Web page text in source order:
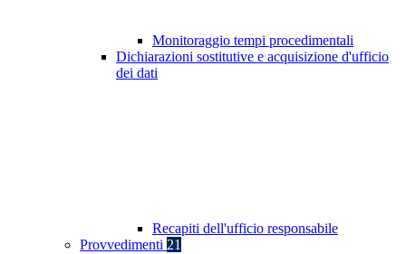
Monitoraggio tempi procedimentali
Dichiarazioni sostitutive e acquisizione d'ufficio
dei dati
Recapiti dell'ufficio responsabile
Provvedimenti 21